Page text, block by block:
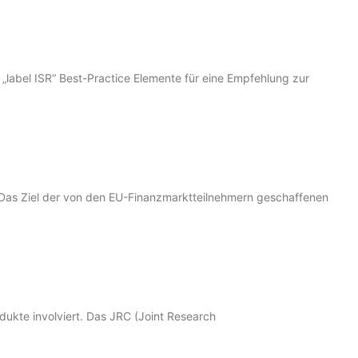
ISR“ Best-Practice Elemente für eine Empfehlung zur
Ziel der von den EU-Finanzmarktteilnehmern geschaffenen
involviert. Das JRC (Joint Research